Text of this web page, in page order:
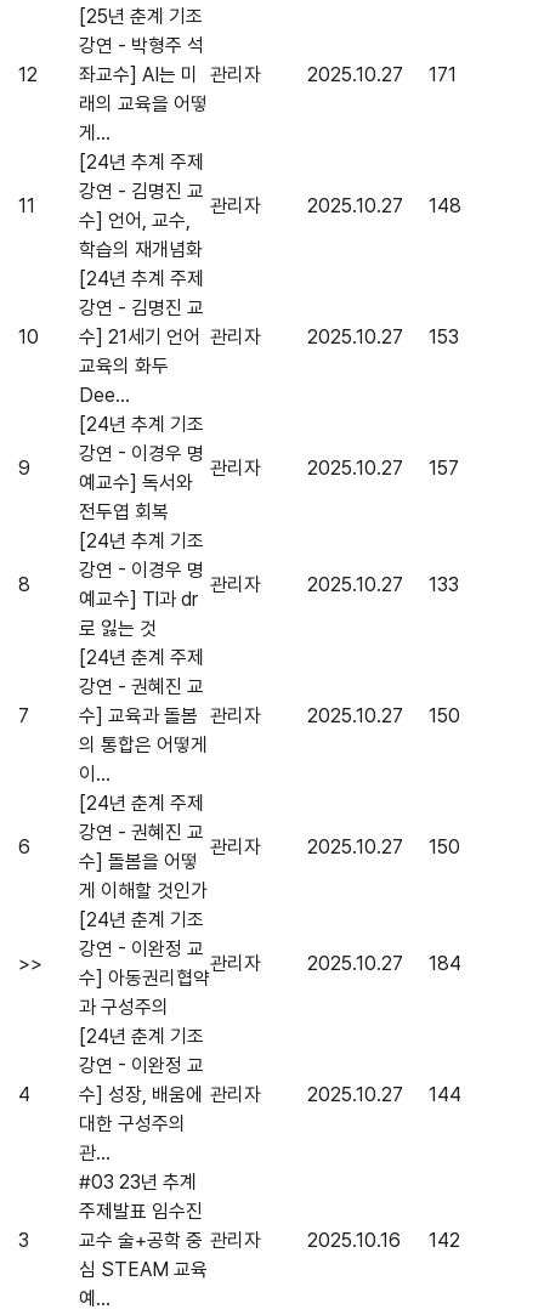
12
[25년 춘계 기조
강연 - 박형주 석
좌교수] AI는 미
래의 교육을 어떻
게...
관리자 2025.10.27 171
11
[24년 추계 주제
강연 - 김명진 교
수] 언어, 교수,
학습의 재개념화
관리자 2025.10.27 148
10
[24년 추계 주제
강연 - 김명진 교
수] 21세기 언어
교육의 화두
Dee...
관리자 2025.10.27 153
9
[24년 추계 기조
강연 - 이경우 명
예교수] 독서와
전두엽 회복
관리자 2025.10.27 157
8
[24년 추계 기조
강연 - 이경우 명
예교수] Tl과 dr
로 잃는 것
관리자 2025.10.27 133
7
[24년 춘계 주제
강연 - 권혜진 교
수] 교육과 돌봄
의 통합은 어떻게
이...
관리자 2025.10.27 150
6
[24년 춘계 주제
강연 - 권혜진 교
수] 돌봄을 어떻
게 이해할 것인가
관리자 2025.10.27 150
>>
[24년 춘계 기조
강연 - 이완정 교
수] 아동권리협약
과 구성주의
관리자 2025.10.27 184
4
[24년 춘계 기조
강연 - 이완정 교
수] 성장, 배움에
대한 구성주의
관...
관리자 2025.10.27 144
3
#03 23년 추계
주제발표 임수진
교수 술+공학 중
심 STEAM 교육
예...
관리자 2025.10.16 142